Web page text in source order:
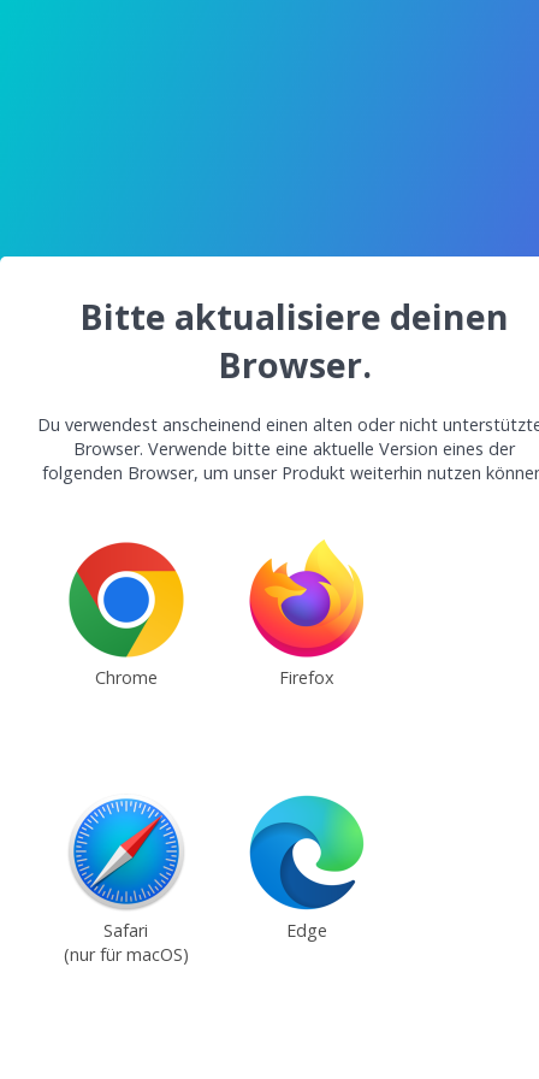
Bitte aktualisiere deinen
Browser.
Du verwendest anscheinend einen alten oder nicht
Browser. Verwende bitte eine aktuelle Version eines der
folgenden Browser, um unser Produkt weiterhin nutzen
Chrome Firefox
Safari
(nur für macOS)
Edge